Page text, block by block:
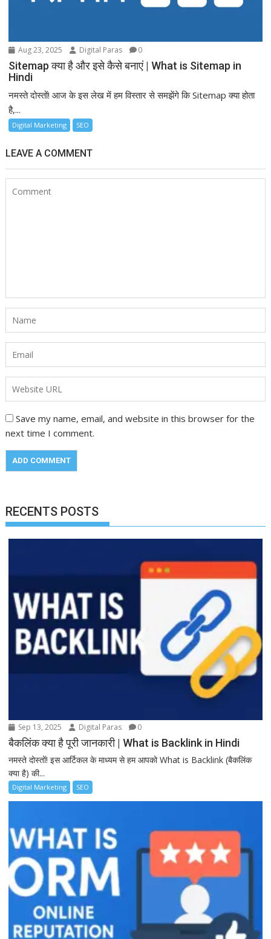
Aug 23, 2025 Digital Paras 0
Sitemap क्या है और इसे कैसे बनाएं | What is Sitemap in
Hindi
नमस्ते दोस्तों! आज के इस लेख में हम विस्तार से समझेंगे कि Sitemap क्या होता
है,...
Digital Marketing SEO
LEAVE A COMMENT
Save my name, email, and website in this browser for the
next time I comment.
RECENTS POSTS
Sep 13, 2025 Digital Paras 0
बैकलिंक क्या है पूरी जानकारी | What is Backlink in Hindi
नमस्ते दोस्तों! इस आर्टिकल के माध्यम से हम आपको What is Backlink (बैकलिंक
क्या है) की...
Digital Marketing SEO